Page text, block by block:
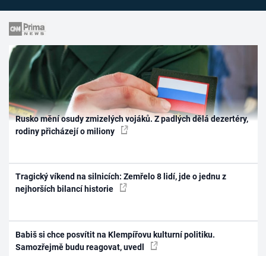
Rusko mění osudy zmizelých vojáků. Z padlých dělá dezertéry,
rodiny přicházejí o miliony
Tragický víkend na silnicích: Zemřelo 8 lidí, jde o jednu z
nejhorších bilancí historie
Babiš si chce posvítit na Klempířovu kulturní politiku.
Samozřejmě budu reagovat, uvedl